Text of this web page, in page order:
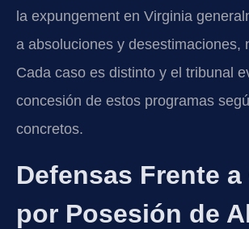
la expungement en Virginia
a absoluciones y desestimaciones,
Cada caso es distinto y el tribunal
concesión de estos programas
concretos.
Defensas Frente
por Posesión de